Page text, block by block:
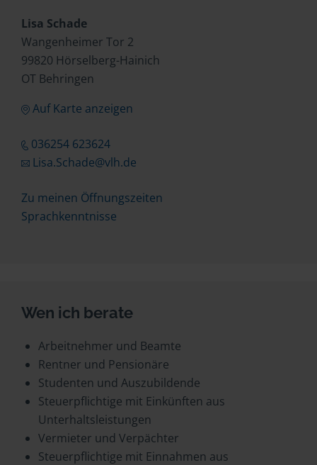
Lisa Schade
Wangenheimer Tor 2
99820 Hörselberg-Hainich
OT Behringen
Auf Karte anzeigen
036254 623624
Lisa.Schade@vlh.de
Zu meinen Öffnungszeiten
Sprachkenntnisse
Wen ich berate
Arbeitnehmer und Beamte
Rentner und Pensionäre
Studenten und Auszubildende
Steuerpflichtige mit Einkünften aus
Unterhaltsleistungen
Vermieter und Verpächter
Steuerpflichtige mit Einnahmen aus